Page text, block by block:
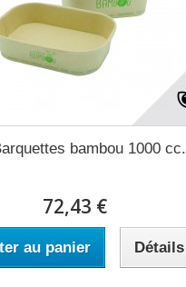
bambou 1000 cc.
72,43 €
au panier Détails